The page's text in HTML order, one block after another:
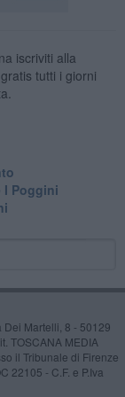
iscriviti alla
tutti i giorni
Poggini
Martelli, 8 - 50129
TOSCANA MEDIA
il Tribunale di Firenze
22105 - C.F. e P.Iva